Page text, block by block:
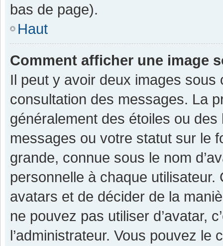
bas de page).
Haut
Comment afficher une image
Il peut y avoir deux images sous
consultation des messages. La
généralement des étoiles ou
messages ou votre statut sur le
grande, connue sous le nom
personnelle à chaque utilisateur.
avatars et de décider de la
ne pouvez pas utiliser d’avatar,
l’administrateur. Vous pouvez